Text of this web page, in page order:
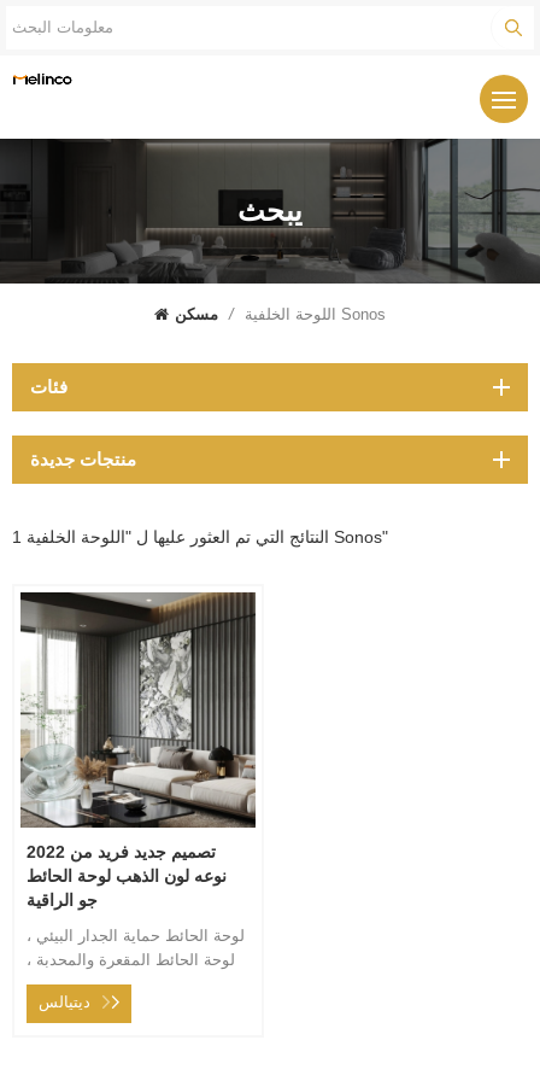
يبحث
مسكن / اللوحة الخلفية Sonos
1 النتائج التي تم العثور عليها ل "اللوحة الخلفية Sonos"
2022 تصميم جديد فريد من
نوعه لون الذهب لوحة الحائط
جو الراقية
لوحة الحائط حماية الجدار البيئي ،
لوحة الحائط المقعرة والمحدبة ،
نمذجة القوس الداخلي ، السقف
الداخلي مناسب
ديتيالس
فئات
منتجات جديدة